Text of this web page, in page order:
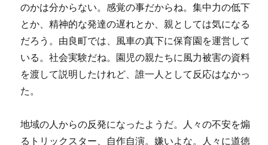
のかは分からない。感覚の事だからね。集中力の低下
とか、精神的な発達の遅れとか、親としては気になる
だろう。由良町では、風車の真下に保育園を運営して
いる。社会実験だね。園児の親たちに風力被害の資料
を渡して説明したけれど、誰一人として反応はなかっ
た。
地域の人からの反発になったようだ。人々の不安を煽
るトリックスター、自作自演。嫌いよな。人々に道徳